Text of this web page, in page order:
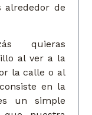
alrededor de
quieras
al ver a la
la calle o al
en la
un simple